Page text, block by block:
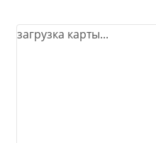
загрузка карты...